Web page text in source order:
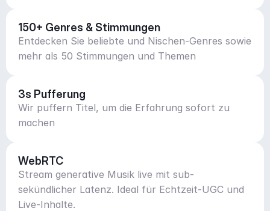
150+ Genres & Stimmungen
Entdecken Sie beliebte und Nischen-Genres sowie
mehr als 50 Stimmungen und Themen
3s Pufferung
Wir puffern Titel, um die Erfahrung sofort zu
machen
WebRTC
Stream generative Musik live mit sub-
sekündlicher Latenz. Ideal für Echtzeit-UGC und
Live-Inhalte.